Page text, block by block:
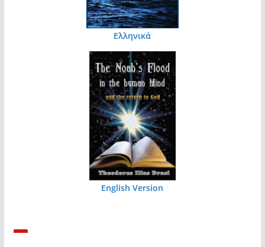
Ελληνικά
English Version